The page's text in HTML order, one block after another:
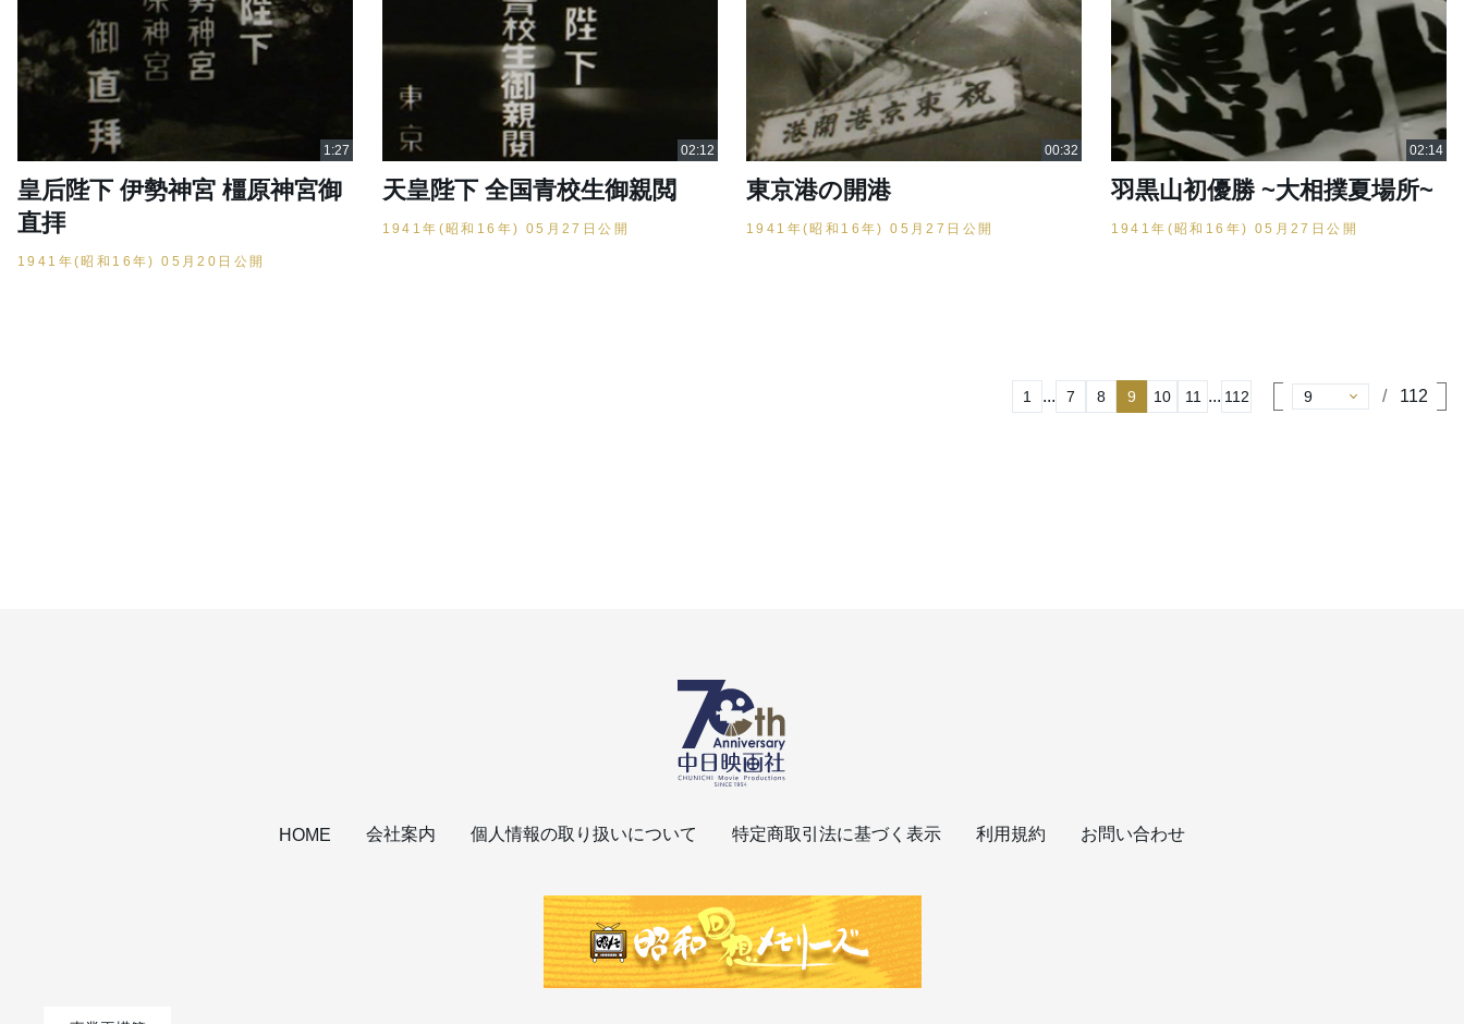
皇后陛下 伊勢神宮 橿原神宮御
直拝
1941年(昭和16年) 05月20日公開
天皇陛下 全国青校生御親閲
1941年(昭和16年) 05月27日公開
東京港の開港
1941年(昭和16年) 05月27日公開
羽黒山初優勝 ~大相撲夏場所~
1941年(昭和16年) 05月27日公開
1 ... 7 8 9 10 11 ... 112 112
HOME 会社案内 個人情報の取り扱いについて 特定商取引法に基づく表示 利用規約 お問い合わせ